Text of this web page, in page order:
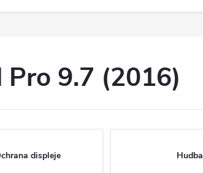
9.7 (2016)
displeje Hudba